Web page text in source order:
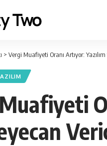
> Vergi Muafiyeti Oranı Artıyor: